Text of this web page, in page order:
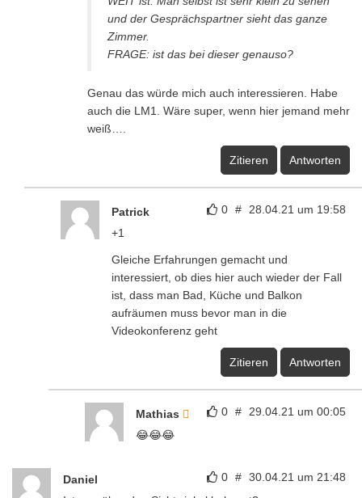
und der Gesprächspartner sieht das ganze
Zimmer.
FRAGE: ist das bei dieser genauso?
Genau das würde mich auch interessieren. Habe
auch die LM1. Wäre super, wenn hier jemand mehr
weiß….
Zitieren Antworten
0 # 28.04.21 um 19:58
Patrick
+1
Gleiche Erfahrungen gemacht und
interessiert, ob dies hier auch wieder der Fall
ist, dass man Bad, Küche und Balkon
aufräumen muss bevor man in die
Videokonferenz geht
Zitieren Antworten
0 # 29.04.21 um 00:05
Mathias
😂😂😂
0 # 30.04.21 um 21:48
Daniel